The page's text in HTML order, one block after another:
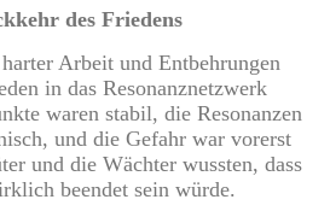
des Friedens
Arbeit und Entbehrungen
in das Resonanznetzwerk
waren stabil, die Resonanzen
und die Gefahr war vorerst
und die Wächter wussten, dass
beendet sein würde.